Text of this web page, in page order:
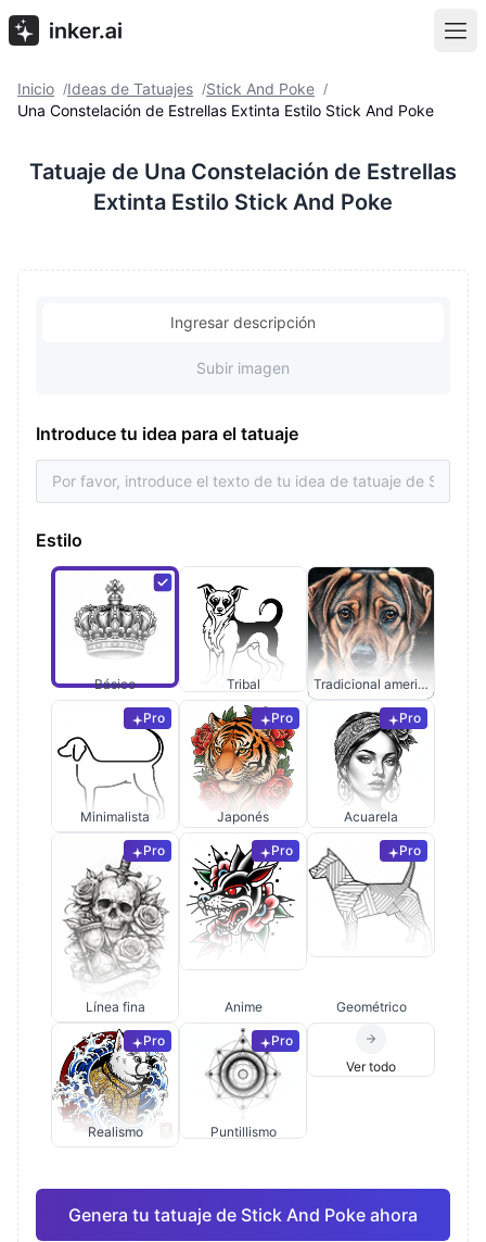
Inicio /Ideas de Tatuajes /Stick And Poke /
Una Constelación de Estrellas Extinta Estilo Stick And Poke
Tatuaje de Una Constelación de Estrellas
Extinta Estilo Stick And Poke
Ingresar descripción
Subir imagen
Introduce tu idea para el tatuaje
Estilo
Básico Tribal Tradicional americano
Pro
Minimalista
Pro
Japonés
Pro
Acuarela
Pro
Línea fina
Pro
Anime
Pro
Geométrico
Pro
Realismo
Pro
Puntillismo
Ver todo
Genera tu tatuaje de Stick And Poke ahora